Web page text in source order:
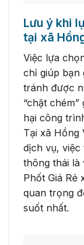
Lưu ý khi
tại xã
Việc lựa
chỉ giúp bạn
tránh được
“chặt
hại công
Tại xã Hồng
dịch vụ,
thông thái là
Phốt Giá Rẻ
quan trọng
suốt nhất.